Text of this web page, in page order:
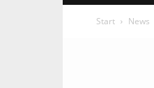
Start News